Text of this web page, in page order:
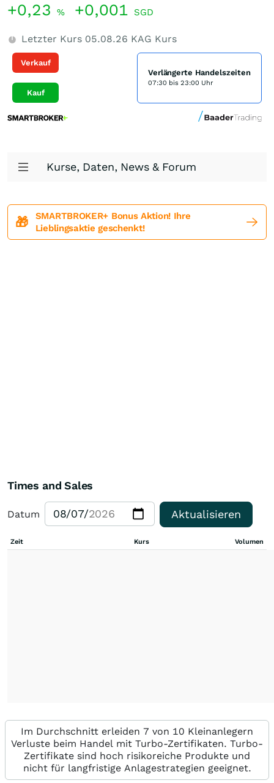
+0,23 % +0,001 SGD
Letzter Kurs 05.08.26 KAG Kurs
Verkauf
Kauf
Verlängerte Handelszeiten
07:30 bis 23:00 Uhr
Kurse, Daten, News & Forum
🎁
SMARTBROKER+ Bonus Aktion! Ihre
Lieblingsaktie geschenkt!
Times and Sales
Datum Aktualisieren
Zeit Kurs Volumen
Im Durchschnitt erleiden 7 von 10 Kleinanlegern
Verluste beim Handel mit Turbo-Zertifikaten. Turbo-
Zertifikate sind hoch risikoreiche Produkte und
nicht für langfristige Anlagestrategien geeignet.